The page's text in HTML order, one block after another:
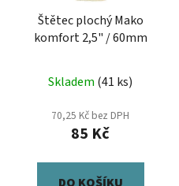
Štětec plochý Mako
komfort 2,5" / 60mm
Skladem (41 ks)
70,25 Kč bez DPH
85 Kč